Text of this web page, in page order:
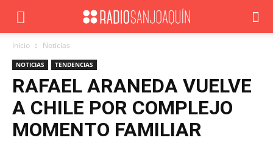
Inicio Noticias
NOTICIAS TENDENCIAS
RAFAEL ARANEDA VUELVE
A CHILE POR COMPLEJO
MOMENTO FAMILIAR